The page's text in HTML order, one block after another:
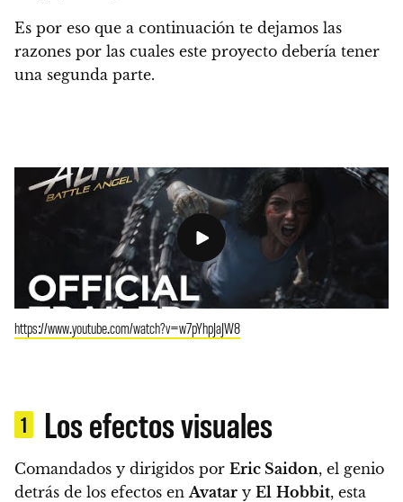
Es por eso que a continuación te dejamos las
razones por las cuales este proyecto debería tener
una segunda parte.
https://www.youtube.com/watch?v=w7pYhpJaJW8
1 Los efectos visuales
Comandados y dirigidos por Eric Saidon, el genio
detrás de los efectos en Avatar y El Hobbit, esta